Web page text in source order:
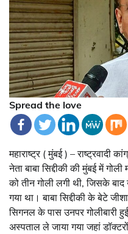
Spread the love
महाराष्ट्र ( मुंबई ) – राष्ट्रवादी
नेता बाबा सिद्दीकी की मुंबई में
को तीन गोली लगी थी, जिसके बाद
गया था। बाबा सिद्दीकी के बेटे
सिगनल के पास उनपर गोलीबारी
अस्पताल ले जाया गया जहां